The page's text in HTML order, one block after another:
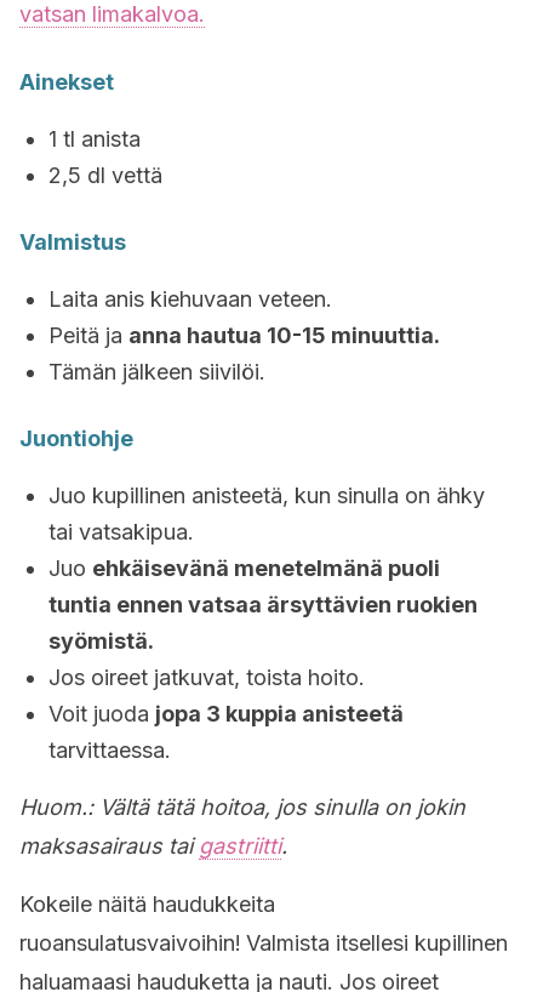
vatsan limakalvoa.
Ainekset
1 tl anista
2,5 dl vettä
Valmistus
Laita anis kiehuvaan veteen.
Peitä ja anna hautua 10-15 minuuttia.
Tämän jälkeen siivilöi.
Juontiohje
Juo kupillinen anisteetä, kun sinulla on ähky
tai vatsakipua.
Juo ehkäisevänä menetelmänä puoli
tuntia ennen vatsaa ärsyttävien ruokien
syömistä.
Jos oireet jatkuvat, toista hoito.
Voit juoda jopa 3 kuppia anisteetä
tarvittaessa.
Huom.: Vältä tätä hoitoa, jos sinulla on jokin
maksasairaus taigastriitti.
Kokeile näitä haudukkeita
ruoansulatusvaivoihin! Valmista itsellesi kupillinen
haluamaasi hauduketta ja nauti. Jos oireet